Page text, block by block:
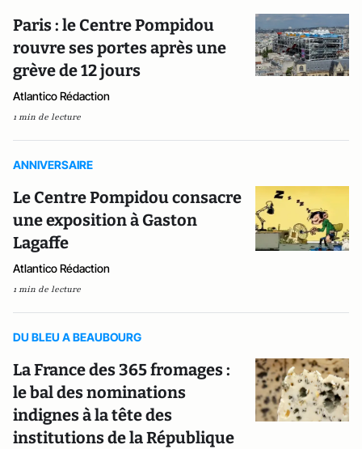
Paris : le Centre Pompidou
rouvre ses portes après une
grève de 12 jours
Atlantico Rédaction
1 min de lecture
ANNIVERSAIRE
Le Centre Pompidou consacre
une exposition à Gaston
Lagaffe
Atlantico Rédaction
1 min de lecture
DU BLEU A BEAUBOURG
La France des 365 fromages :
le bal des nominations
indignes à la tête des
institutions de la République